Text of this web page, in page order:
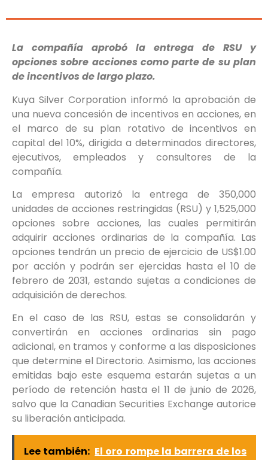
La compañía aprobó la entrega de RSU y
opciones sobre acciones como parte de su plan
de incentivos de largo plazo.
Kuya Silver Corporation informó la aprobación de
una nueva concesión de incentivos en acciones, en
el marco de su plan rotativo de incentivos en
capital del 10%, dirigida a determinados directores,
ejecutivos, empleados y consultores de la
compañía.
La empresa autorizó la entrega de 350,000
unidades de acciones restringidas (RSU) y 1,525,000
opciones sobre acciones, las cuales permitirán
adquirir acciones ordinarias de la compañía. Las
opciones tendrán un precio de ejercicio de US$1.00
por acción y podrán ser ejercidas hasta el 10 de
febrero de 2031, estando sujetas a condiciones de
adquisición de derechos.
En el caso de las RSU, estas se consolidarán y
convertirán en acciones ordinarias sin pago
adicional, en tramos y conforme a las disposiciones
que determine el Directorio. Asimismo, las acciones
emitidas bajo este esquema estarán sujetas a un
período de retención hasta el 11 de junio de 2026,
salvo que la Canadian Securities Exchange autorice
su liberación anticipada.
Lee también: El oro rompe la barrera de los